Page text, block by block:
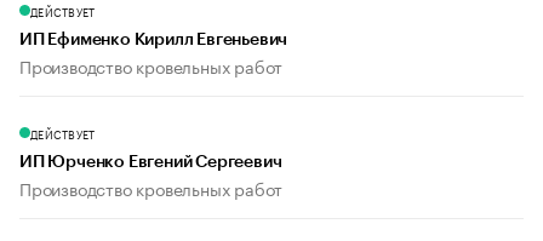
ДЕЙСТВУЕТ
ИП Ефименко Кирилл Евгеньевич
Производство кровельных работ
ДЕЙСТВУЕТ
ИП Юрченко Евгений Сергеевич
Производство кровельных работ